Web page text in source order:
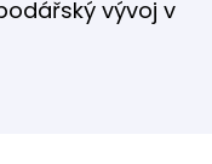
vývoj v